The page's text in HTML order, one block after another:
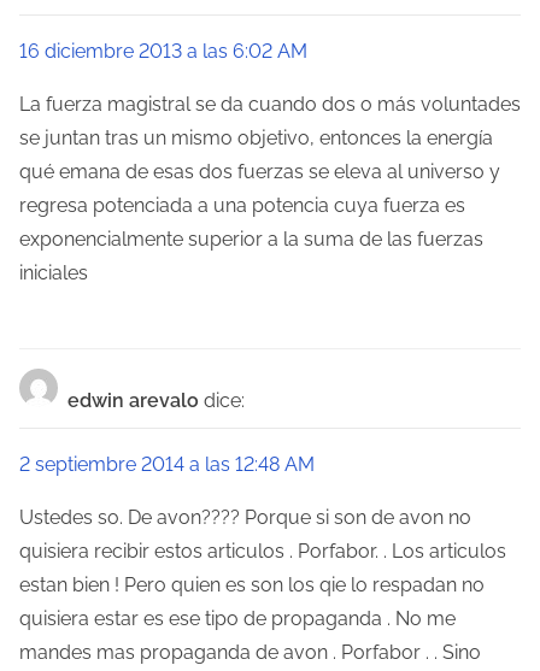
16 diciembre 2013 a las 6:02 AM
La fuerza magistral se da cuando dos o más voluntades
se juntan tras un mismo objetivo, entonces la energía
qué emana de esas dos fuerzas se eleva al universo y
regresa potenciada a una potencia cuya fuerza es
exponencialmente superior a la suma de las fuerzas
iniciales
edwin arevalo dice:
2 septiembre 2014 a las 12:48 AM
Ustedes so. De avon???? Porque si son de avon no
quisiera recibir estos articulos . Porfabor. . Los articulos
estan bien ! Pero quien es son los qie lo respadan no
quisiera estar es ese tipo de propaganda . No me
mandes mas propaganda de avon . Porfabor . . Sino